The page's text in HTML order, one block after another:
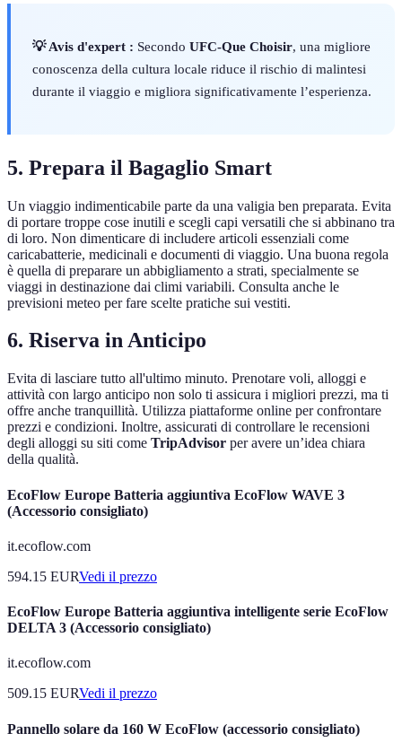
💡 Avis d'expert : Secondo UFC-Que Choisir, una migliore
conoscenza della cultura locale riduce il rischio di malintesi
durante il viaggio e migliora significativamente l’esperienza.
5. Prepara il Bagaglio Smart
Un viaggio indimenticabile parte da una valigia ben preparata. Evita
di portare troppe cose inutili e scegli capi versatili che si abbinano tra
di loro. Non dimenticare di includere articoli essenziali come
caricabatterie, medicinali e documenti di viaggio. Una buona regola
è quella di preparare un abbigliamento a strati, specialmente se
viaggi in destinazione dai climi variabili. Consulta anche le
previsioni meteo per fare scelte pratiche sui vestiti.
6. Riserva in Anticipo
Evita di lasciare tutto all'ultimo minuto. Prenotare voli, alloggi e
attività con largo anticipo non solo ti assicura i migliori prezzi, ma ti
offre anche tranquillità. Utilizza piattaforme online per confrontare
prezzi e condizioni. Inoltre, assicurati di controllare le recensioni
degli alloggi su siti come TripAdvisor per avere un’idea chiara
della qualità.
EcoFlow Europe Batteria aggiuntiva EcoFlow WAVE 3
(Accessorio consigliato)
it.ecoflow.com
594.15 EURVedi il prezzo
EcoFlow Europe Batteria aggiuntiva intelligente serie EcoFlow
DELTA 3 (Accessorio consigliato)
it.ecoflow.com
509.15 EURVedi il prezzo
Pannello solare da 160 W EcoFlow (accessorio consigliato)